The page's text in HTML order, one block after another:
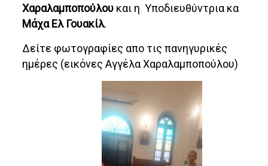
Χαραλαμποπούλου και η Υποδιευθύντρια κα
Μάχα Ελ Γουακίλ.
Δείτε φωτογραφίες απο τις πανηγυρικές
ημέρες (εικόνες Αγγέλα Χαραλαμποπούλου)